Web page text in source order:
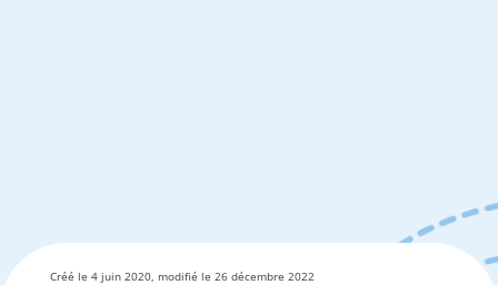
Créé le 4 juin 2020, modifié le 26 décembre 2022